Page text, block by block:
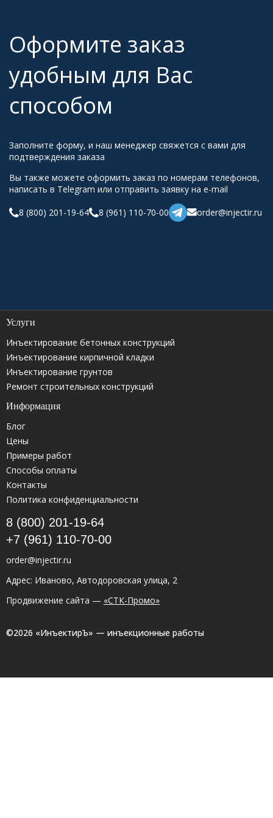
Оформите заказ
удобным для Вас
способом
Заполните форму, и наш менеджер свяжется с вами для
подтверждения заказа
Вы также можете оформить заказ по номерам телефонов,
написать в Telegram или отправить заявку на e-mail
8 (800) 201-19-64 8 (961) 110-70-00 order@injectir.ru
Услуги
Инъектирование бетонных конструкций
Инъектирование кирпичной кладки
Инъектирование грунтов
Ремонт строительных конструкций
Информация
Блог
Цены
Примеры работ
Способы оплаты
Контакты
Политика конфиденциальности
8 (800) 201-19-64
+7 (961) 110-70-00
order@injectir.ru
Адрес: Иваново, Автодоровская улица, 2
Продвижение сайта — «СТК-Промо»
©2026 «ИнъектирЪ» — инъекционные работы